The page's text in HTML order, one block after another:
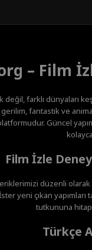
– Film
farklı dünyaları
fantastik ve
Güncel
Film İzle
düzenli
yeni çıkan
tutkununa
Türkçe